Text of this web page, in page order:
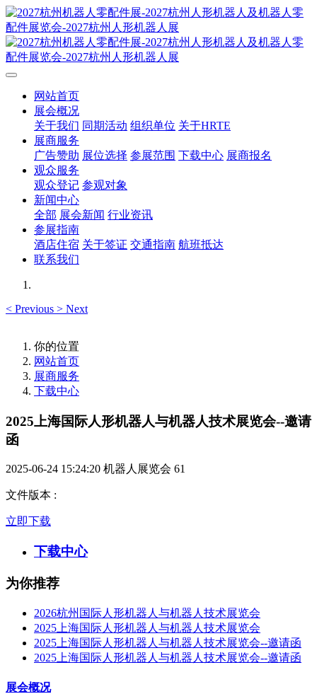
网站首页
展会概况
关于我们 同期活动 组织单位 关于HRTE
展商服务
广告赞助 展位选择 参展范围 下载中心 展商报名
观众服务
观众登记 参观对象
新闻中心
全部 展会新闻 行业资讯
参展指南
酒店住宿 关于签证 交通指南 航班抵达
联系我们
< Previous > Next
你的位置
网站首页
展商服务
下载中心
2025上海国际人形机器人与机器人技术展览会--邀请
函
2025-06-24 15:24:20 机器人展览会 61
文件版本 :
立即下载
下载中心
为你推荐
2026杭州国际人形机器人与机器人技术展览会
2025上海国际人形机器人与机器人技术展览会
2025上海国际人形机器人与机器人技术展览会--邀请函
2025上海国际人形机器人与机器人技术展览会--邀请函
展会概况